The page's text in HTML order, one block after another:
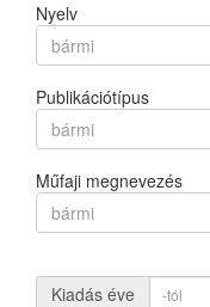
Nyelv
bármi
Publikációtípus
bármi
Műfaji megnevezés
bármi
Kiadás éve